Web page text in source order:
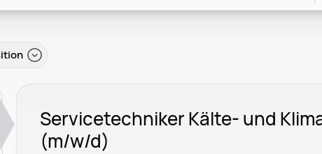
Servicetechniker Kälte- und
(m/w/d)